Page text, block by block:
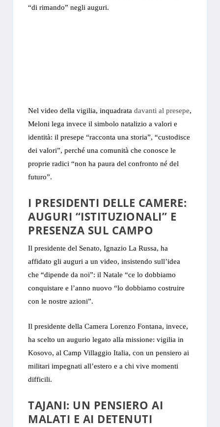
“di rimando” negli auguri.
Nel video della vigilia, inquadratadavanti al presepe,
Meloni lega invece il simbolo natalizio a valori e
identità: il presepe “racconta una storia”, “custodisce
dei valori”, perché una comunità che conosce le
proprie radici “non ha paura del confronto né del
futuro”.
I PRESIDENTI DELLE CAMERE:
AUGURI “ISTITUZIONALI” E
PRESENZA SUL CAMPO
Il presidente del Senato, Ignazio La Russa, ha
affidato gli auguri a un video, insistendo sull’idea
che “dipende da noi”: il Natale “ce lo dobbiamo
conquistare e l’anno nuovo “lo dobbiamo costruire
con le nostre azioni”.
Il presidente della Camera Lorenzo Fontana, invece,
ha scelto un augurio legato alla missione: vigilia in
Kosovo, al Camp Villaggio Italia, con un pensiero ai
militari impegnati all’estero e a chi vive momenti
difficili.
TAJANI: UN PENSIERO AI
MALATI E AI DETENUTI